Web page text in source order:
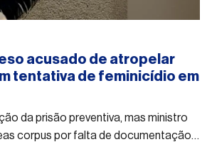
acusado de atropelar
tentativa de feminicídio em
da prisão preventiva, mas ministro
corpus por falta de documentação